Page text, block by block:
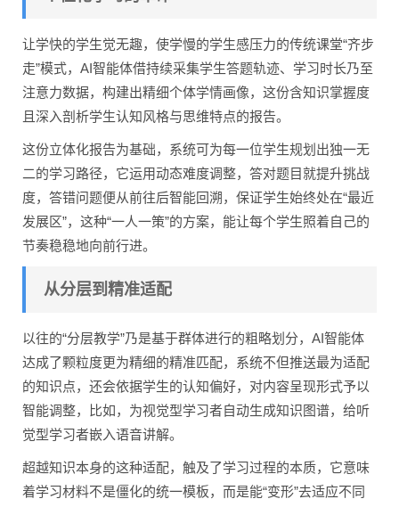
让学快的学生觉无趣，使学慢的学生感压力的传统课堂“齐步
走”模式，AI智能体借持续采集学生答题轨迹、学习时长乃至
注意力数据，构建出精细个体学情画像，这份含知识掌握度
且深入剖析学生认知风格与思维特点的报告。
这份立体化报告为基础，系统可为每一位学生规划出独一无
二的学习路径，它运用动态难度调整，答对题目就提升挑战
度，答错问题便从前往后智能回溯，保证学生始终处在“最近
发展区”，这种“一人一策”的方案，能让每个学生照着自己的
节奏稳稳地向前行进。
从分层到精准适配
以往的“分层教学”乃是基于群体进行的粗略划分，AI智能体
达成了颗粒度更为精细的精准匹配，系统不但推送最为适配
的知识点，还会依据学生的认知偏好，对内容呈现形式予以
智能调整，比如，为视觉型学习者自动生成知识图谱，给听
觉型学习者嵌入语音讲解。
超越知识本身的这种适配，触及了学习过程的本质，它意味
着学习材料不是僵化的统一模板，而是能“变形”去适应不同